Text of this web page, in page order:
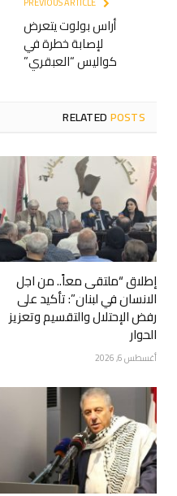
أراس بولوت يتعرض
لإصابة خطرة في
كواليس “العبقري”
RELATEDPOSTS
إطلاق “ملتقى معاً.. من اجل
الانسان في لبنان”: تأكيد على
رفض الإحتلال والتقسيم وتعزيز
الحوار
أغسطس 6, 2026